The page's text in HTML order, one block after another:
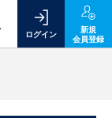
ログイン
新規
会員登録